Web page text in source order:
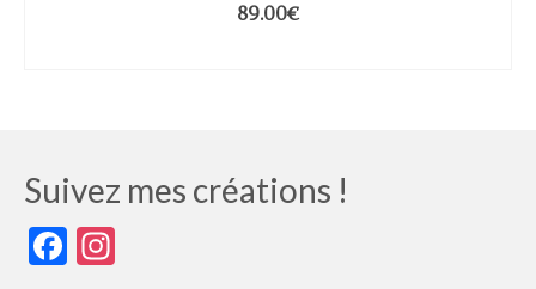
89.00€
Suivez mes créations !
Facebook